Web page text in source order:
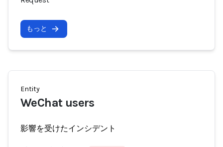
もっと
Entity
WeChat users
影響を受けたインシデント